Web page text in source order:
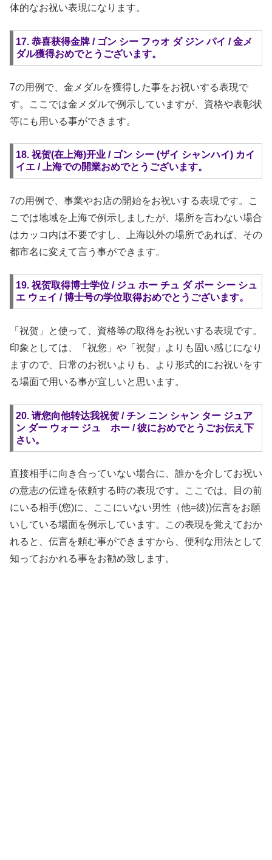
体的なお祝い表現になります。
17. 恭喜获得金牌 / ゴン シー フゥオ ダ ジン パイ / 金メ
ダル獲得おめでとうございます。
7の用例で、金メダルを獲得した事をお祝いする表現で
す。ここでは金メダルで例示していますが、資格や表彰状
等にも用いる事ができます。
18. 祝贺(在上海)开业 / ゴン シー (ザイ シャンハイ) カイ
イエ / 上海での開業おめでとうございます。
7の用例で、事業やお店の開始をお祝いする表現です。こ
こでは地域を上海で例示しましたが、場所を言わない場合
はカッコ内は不要ですし、上海以外の場所であれば、その
都市名に変えて言う事ができます。
19. 祝贺取得博士学位 / ジュ ホー チュ ダ ボー シー シュ
エ ウェイ / 博士号の学位取得おめでとうございます。
「祝贺」と使って、資格等の取得をお祝いする表現です。
印象としては、「祝您」や「祝贺」よりも固い感じになり
ますので、日常のお祝いよりも、より形式的にお祝いをす
る場面で用いる事が宜しいと思います。
20. 请您向他转达我祝贺 / チン ニン シャン ター ジュア
ン ダー ウォー ジュ ホー / 彼におめでとうごお伝え下
さい。
直接相手に向き合っていない場合に、誰かを介してお祝い
の意志の伝達を依頼する時の表現です。ここでは、目の前
にいる相手(您)に、ここにいない男性（他=彼))伝言をお願
いしている場面を例示しています。この表現を覚えておか
れると、伝言を頼む事ができますから、便利な用法として
知っておかれる事をお勧め致します。